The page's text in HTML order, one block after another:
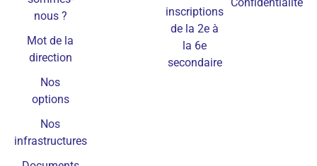
nous ?
Mot de la
direction
Nos
options
Nos
infrastructures
inscriptions
de la 2e à
la 6e
secondaire